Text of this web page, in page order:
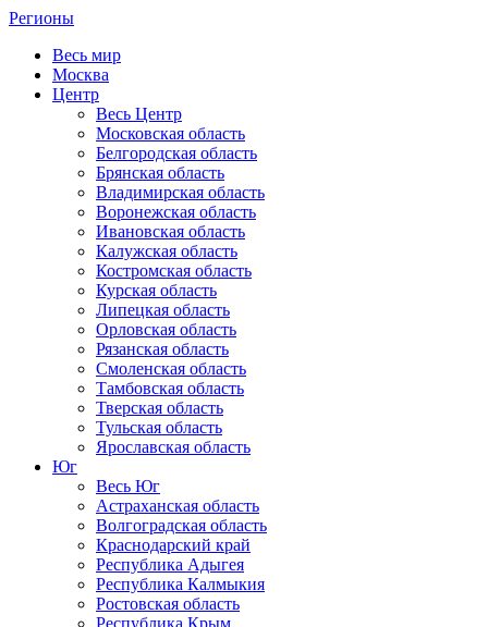
Регионы
Весь мир
Москва
Центр
Весь Центр
Московская область
Белгородская область
Брянская область
Владимирская область
Воронежская область
Ивановская область
Калужская область
Костромская область
Курская область
Липецкая область
Орловская область
Рязанская область
Смоленская область
Тамбовская область
Тверская область
Тульская область
Ярославская область
Юг
Весь Юг
Астраханская область
Волгоградская область
Краснодарский край
Республика Адыгея
Республика Калмыкия
Ростовская область
Республика Крым